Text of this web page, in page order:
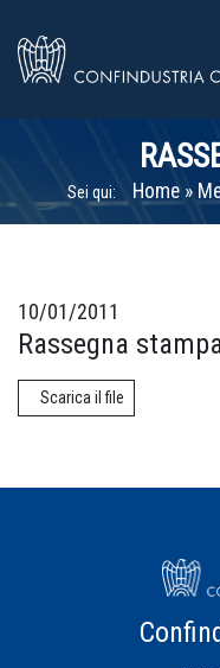
Sei qui: Home»
10/01/2011
Rassegna
Scarica il file